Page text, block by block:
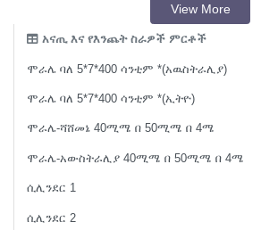
View More
አናጢ እና የእንጨት ስራዎች ምርቶች
ሞራሌ ባለ 5*7*400 ሳንቲም *(አዉስትራሊያ)
ሞራሌ ባለ 5*7*400 ሳንቲም *(ኢትዮ)
ሞራሌ-ሻሸመኔ 40ሚሜ በ 50ሚሜ በ 4ሜ
ሞራሌ-አውስትራሊያ 40ሚሜ በ 50ሚሜ በ 4ሜ
ሲሊንደር 1
ሲሊንደር 2